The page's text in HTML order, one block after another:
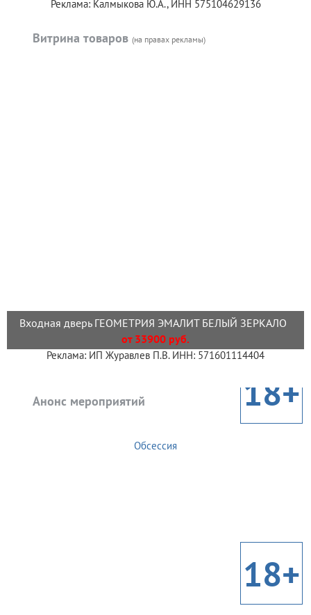
Реклама: Калмыкова Ю.А., ИНН 575104629136
Витрина товаров (на правах рекламы)
Входная дверь ГЕОМЕТРИЯ ЭМАЛИТ БЕЛЫЙ ЗЕРКАЛО
от 33900 руб.
Реклама: ИП Журавлев П.В. ИНН: 571601114404
Анонс мероприятий 18+
Обсессия
18+